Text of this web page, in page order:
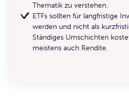
Thematik zu verstehen.
ETFs sollten für langfristige
werden und nicht als
Ständiges Umschichten
meistens auch Rendite.